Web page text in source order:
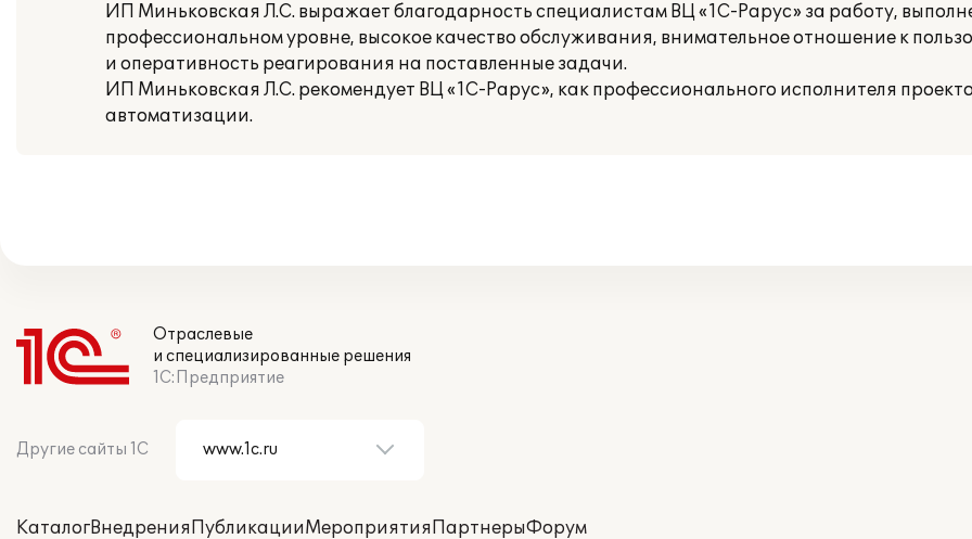
ИП Миньковская Л.С. выражает благодарность специалистам ВЦ «1C-Papyc» за работу,
профессиональном уровне, высокое качество обслуживания, внимательное отношение к
и оперативность реагирования на поставленные задачи.
ИП Миньковская Л.С. рекомендует ВЦ «1С-Рарус», как профессионального исполнителя
автоматизации.
Отраслевые
и специализированные решения
1С:Предприятие
Другие сайты 1С
КаталогВнедренияПубликацииМероприятияПартнерыФорум